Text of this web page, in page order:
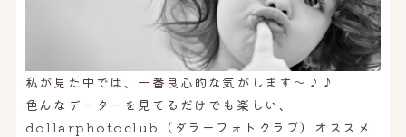
私が見た中では、一番良心的な気がします〜♪♪
色んなデーターを見てるだけでも楽しい、
dollarphotoclub（ダラーフォトクラブ）オススメ